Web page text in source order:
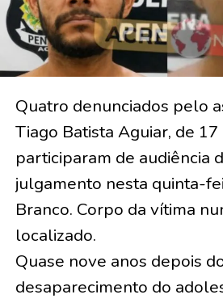
Quatro denunciados pelo
Tiago Batista Aguiar, de 17
participaram de audiência
julgamento nesta quinta-
Branco. Corpo da vítima
localizado.
Quase nove anos depois
desaparecimento do